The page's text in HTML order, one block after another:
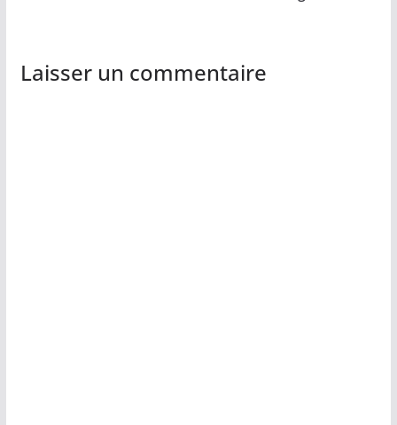
Laisser un commentaire